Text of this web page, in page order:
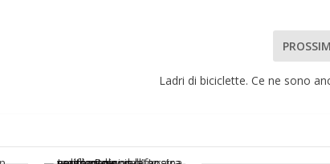
Ladri di biciclette. Ce ne sono